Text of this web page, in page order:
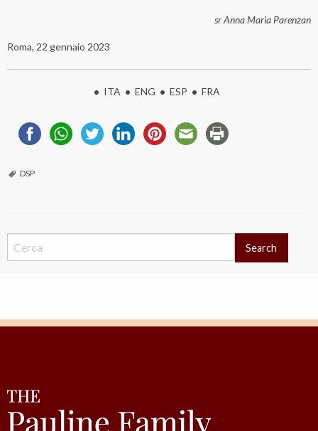
sr Anna Maria Parenzan
Roma, 22 gennaio 2023
• ITA • ENG • ESP • FRA
DSP
Search